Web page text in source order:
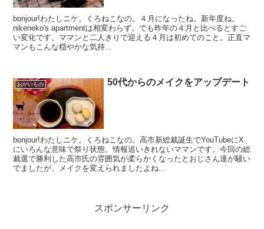
bonjour!わたしニケ。くろねこなの。４月になったね。新年度ね。
nikeneko's apartmentは相変わらず。でも昨年の４月と比べるとすご
い変化です。ママンと二人きりで迎える４月は初めてのこと。正直マ
マンもこんな穏やかな気持...
おかいもの 50代からのメイクをアップデート
bonjour!わたしニケ。くろねこなの。高市新総裁誕生でYouTubeにX
にいろんな意味で祭り状態。情報追いきれないママンです。今回の総
裁選で勝利した高市氏の雰囲気が柔らかくなったとおじさん達が騒い
でましたが、メイクを変えられましたよね...
スポンサーリンク